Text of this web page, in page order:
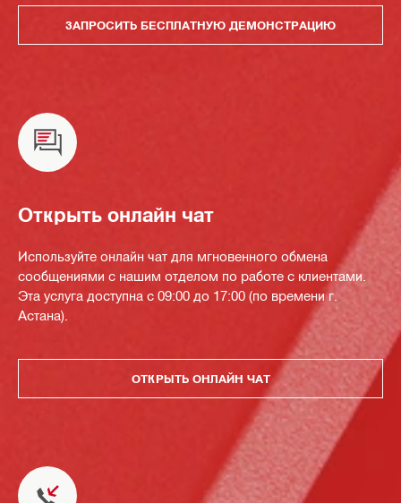
ЗАПРОСИТЬ БЕСПЛАТНУЮ ДЕМОНСТРАЦИЮ
Открыть онлайн чат
Используйте онлайн чат для мгновенного обмена
сообщениями с нашим отделом по работе с клиентами.
Эта услуга доступна с 09:00 до 17:00 (по времени г.
Астана).
ОТКРЫТЬ ОНЛАЙН ЧАТ